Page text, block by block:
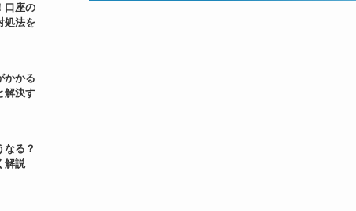
口座の
処法を
かかる
解決す
なる？
解説